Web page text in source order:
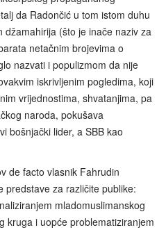
da Radončić u tom istom duhu
(što je inače naziv za
netačnim brojevima o
nazvati i populizmom da nije
iskrivljenim pogledima, koji
vrijednostima, shvatanjima, pa
naroda, pokušava
bošnjački lider, a SBB kao
de facto vlasnik Fahrudin
predstave za različite publike:
mladomuslimanskog
kruga i uopće problematiziranjem